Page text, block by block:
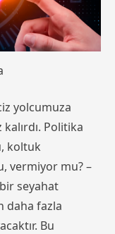
yolcumuza
Politika
koltuk
vermiyor mu? –
seyahat
daha fazla
Bu